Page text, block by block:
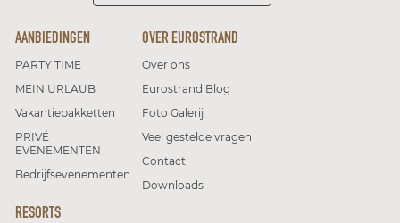
AANBIEDINGEN
PARTY TIME
MEIN URLAUB
Vakantiepakketten
PRIVÉ
EVENEMENTEN
Bedrijfsevenementen
RESORTS
OVER EUROSTRAND
Over ons
Eurostrand Blog
Foto Galerij
Veel gestelde vragen
Contact
Downloads